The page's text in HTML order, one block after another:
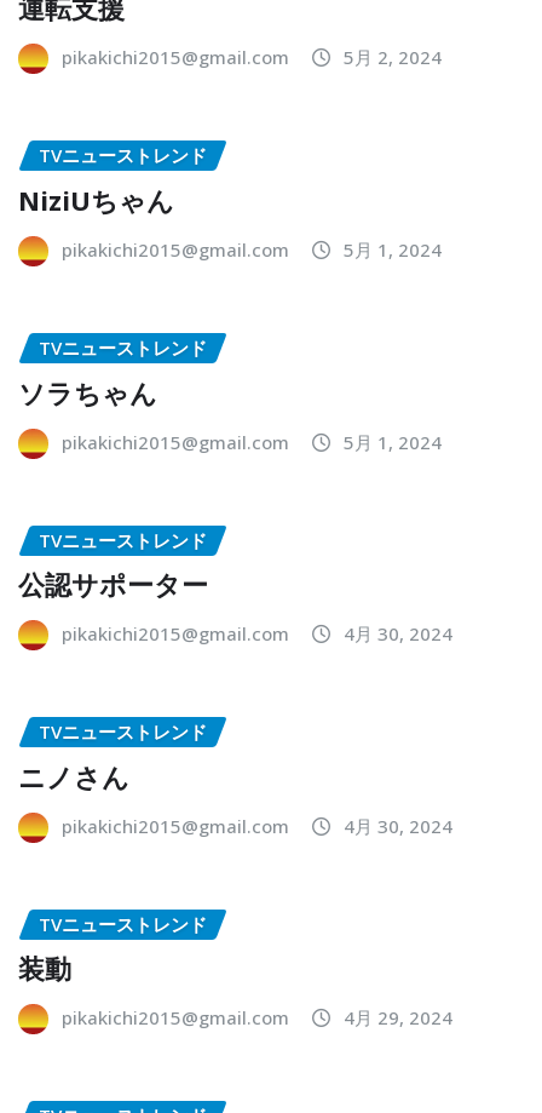
運転支援
pikakichi2015@gmail.com 5月 2, 2024
TVニューストレンド
NiziUちゃん
pikakichi2015@gmail.com 5月 1, 2024
TVニューストレンド
ソラちゃん
pikakichi2015@gmail.com 5月 1, 2024
TVニューストレンド
公認サポーター
pikakichi2015@gmail.com 4月 30, 2024
TVニューストレンド
ニノさん
pikakichi2015@gmail.com 4月 30, 2024
TVニューストレンド
装動
pikakichi2015@gmail.com 4月 29, 2024